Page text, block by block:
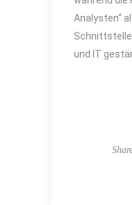
Analysten“
und IT